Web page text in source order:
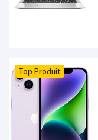
Top Produit